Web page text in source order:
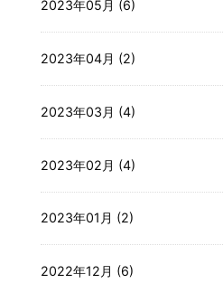
2023年05月 (6)
2023年04月 (2)
2023年03月 (4)
2023年02月 (4)
2023年01月 (2)
2022年12月 (6)